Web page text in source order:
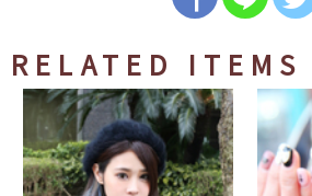
RELATED ITEMS